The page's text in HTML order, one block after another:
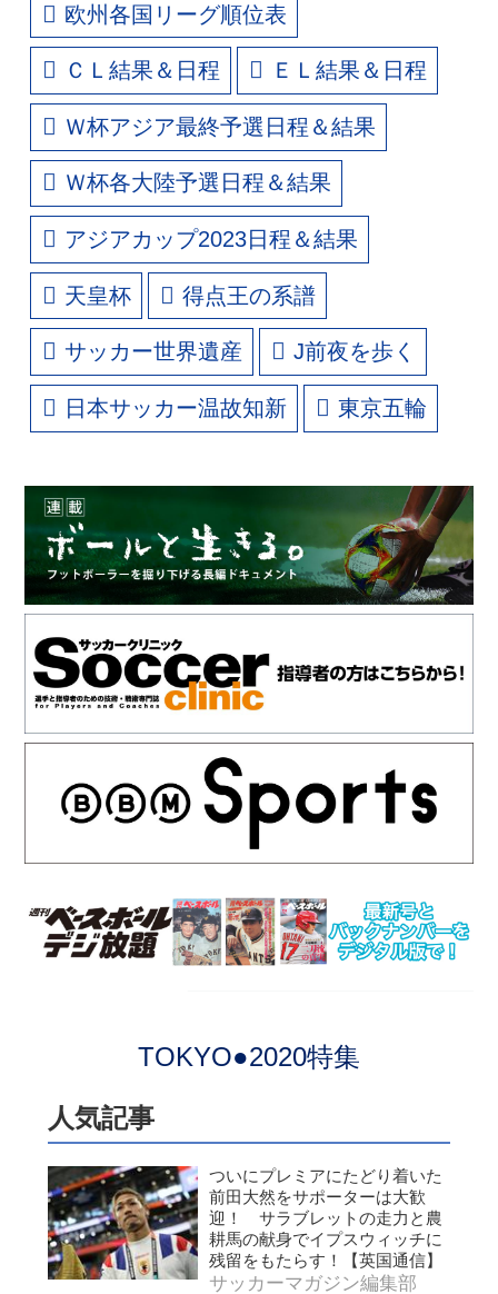
欧州各国リーグ順位表
ＣＬ結果＆日程 ＥＬ結果＆日程
Ｗ杯アジア最終予選日程＆結果
Ｗ杯各大陸予選日程＆結果
アジアカップ2023日程＆結果
天皇杯 得点王の系譜
サッカー世界遺産 J前夜を歩く
日本サッカー温故知新 東京五輪
TOKYO●2020特集
人気記事
ついにプレミアにたどり着いた
前田大然をサポーターは大歓
迎！ サラブレットの走力と農
耕馬の献身でイプスウィッチに
残留をもたらす！【英国通信】
サッカーマガジン編集部